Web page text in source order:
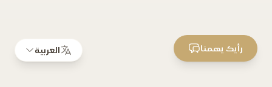
العربية رأيك يهمنا